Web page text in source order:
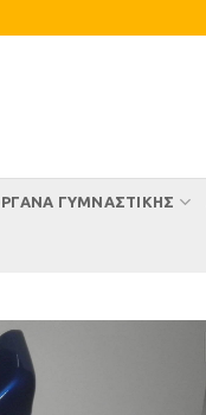
ΓΥΜΝΑΣΤΙΚΗΣ